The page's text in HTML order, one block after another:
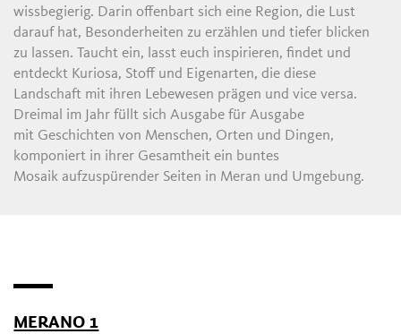
wissbegierig. Darin offenbart sich eine Region, die Lust
darauf hat, Besonderheiten zu erzählen und tiefer blicken
zu lassen. Taucht ein, lasst euch inspirieren, findet und
entdeckt Kuriosa, Stoff und Eigenarten, die diese
Landschaft mit ihren Lebewesen prägen und vice versa.
Dreimal im Jahr füllt sich Ausgabe für Ausgabe
mit Geschichten von Menschen, Orten und Dingen,
komponiert in ihrer Gesamtheit ein buntes
Mosaik aufzuspürender Seiten in Meran und Umgebung.
MERANO 1